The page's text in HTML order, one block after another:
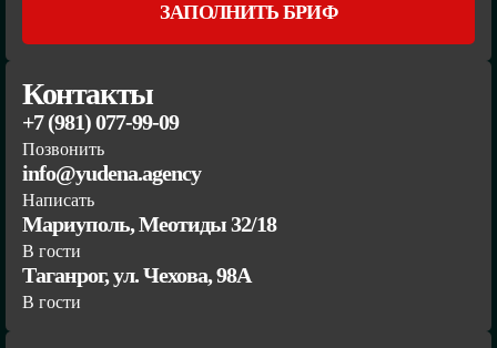
ЗАПОЛНИТЬ БРИФ
Контакты
+7 (981) 077-99-09
Позвонить
info@yudena.agency
Написать
Мариуполь, Меотиды 32/18
В гости
Таганрог, ул. Чехова, 98А
В гости